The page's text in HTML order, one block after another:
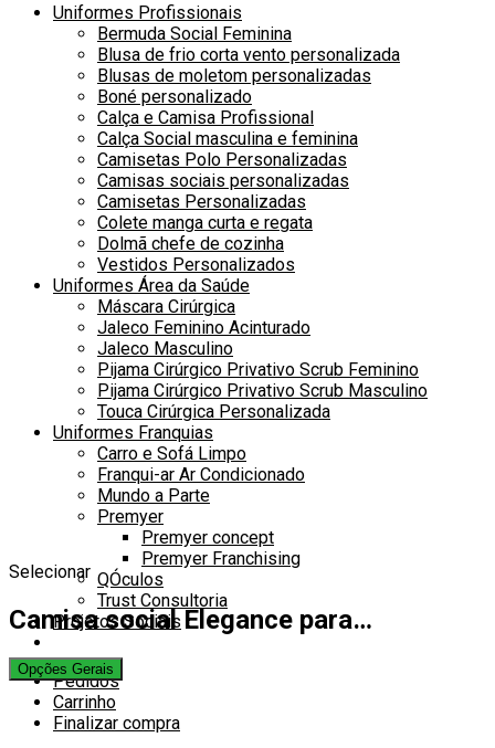
DO
SITE
Uniformes Profissionais
Bermuda Social Feminina
Blusa de frio corta vento personalizada
Blusas de moletom personalizadas
Boné personalizado
Calça e Camisa Profissional
Calça Social masculina e feminina
Camisetas Polo Personalizadas
Camisas sociais personalizadas
Camisetas Personalizadas
Colete manga curta e regata
Dolmã chefe de cozinha
Vestidos Personalizados
Uniformes Área da Saúde
Máscara Cirúrgica
Jaleco Feminino Acinturado
Jaleco Masculino
Pijama Cirúrgico Privativo Scrub Feminino
Pijama Cirúrgico Privativo Scrub Masculino
Touca Cirúrgica Personalizada
Uniformes Franquias
Carro e Sofá Limpo
Franqui-ar Ar Condicionado
Mundo a Parte
Premyer
Premyer concept
Premyer Franchising
QÓculos
Trust Consultoria
Projetos Sociais
pesquisa
do
site
Pedidos
Carrinho
Finalizar compra
Selecionar
Camisa social Elegance para…
Opções Gerais